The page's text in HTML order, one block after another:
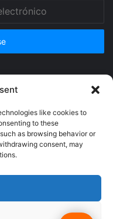
like cookies to
to these
as browsing behavior or
consent, may
reservados @Crucerum |